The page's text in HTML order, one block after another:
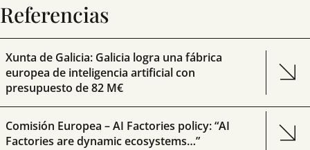
Referencias
Xunta de Galicia: Galicia logra una fábrica
europea de inteligencia artificial con
presupuesto de 82 M€
Comisión Europea – AI Factories policy: “AI
Factories are dynamic ecosystems…”